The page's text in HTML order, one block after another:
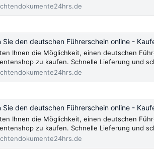
Sie den deutschen Führerschein online -
Ihnen die Möglichkeit, einen deutschen
zu kaufen. Schnelle Lieferung und
Sie den deutschen Führerschein online -
Ihnen die Möglichkeit, einen deutschen
zu kaufen. Schnelle Lieferung und